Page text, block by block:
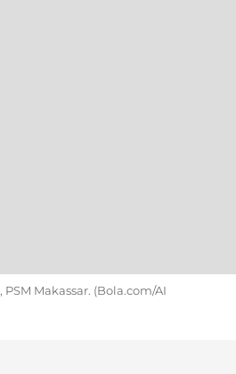
Makassar. (Bola.com/AI